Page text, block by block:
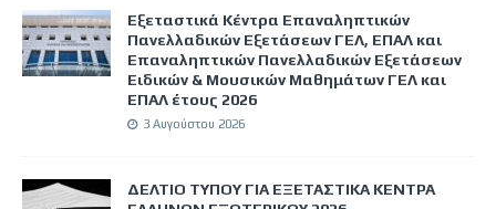
Εξεταστικά Κέντρα Επαναληπτικών
Πανελλαδικών Εξετάσεων ΓΕΛ, ΕΠΑΛ και
Επαναληπτικών Πανελλαδικών Εξετάσεων
Ειδικών & Μουσικών Μαθημάτων ΓΕΛ και
ΕΠΑΛ έτους 2026
3 Αυγούστου 2026
ΔΕΛΤΙΟ ΤΥΠΟΥ ΓΙΑ ΕΞΕΤΑΣΤΙΚΑ ΚΕΝΤΡΑ